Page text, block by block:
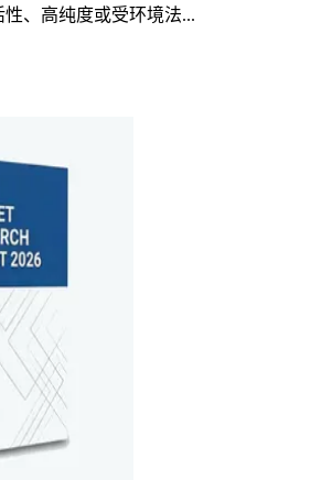
、高纯度或受环境法...